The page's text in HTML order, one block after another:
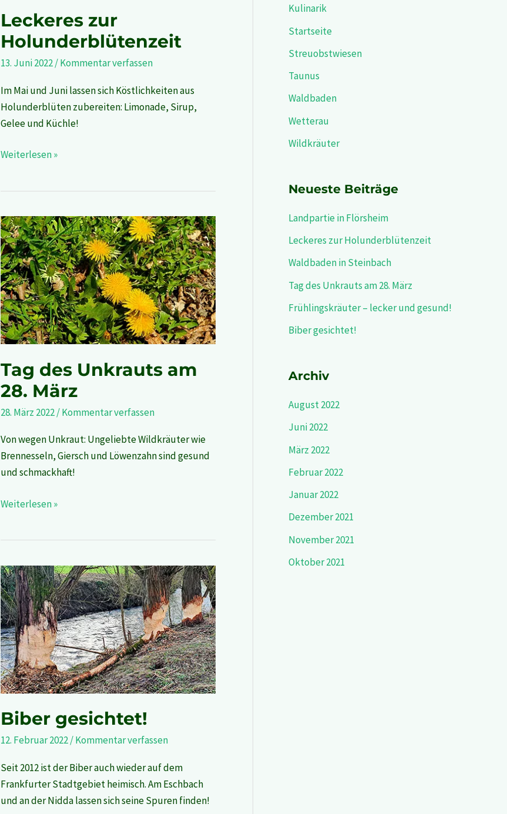
Leckeres zur
Holunderblütenzeit
13. Juni 2022/Kommentar verfassen
Im Mai und Juni lassen sich Köstlichkeiten aus
Holunderblüten zubereiten: Limonade, Sirup,
Gelee und Küchle!
Weiterlesen »
Tag des Unkrauts am
28. März
28. März 2022/Kommentar verfassen
Von wegen Unkraut: Ungeliebte Wildkräuter wie
Brennesseln, Giersch und Löwenzahn sind gesund
und schmackhaft!
Tag
des
Unkrauts
am
28.
März
Weiterlesen »
Biber gesichtet!
12. Februar 2022/Kommentar verfassen
Seit 2012 ist der Biber auch wieder auf dem
Frankfurter Stadtgebiet heimisch. Am Eschbach
und an der Nidda lassen sich seine Spuren finden!
Biber
gesichtet!
n
a
Kulinarik
Startseite
Streuobstwiesen
Taunus
Waldbaden
Wetterau
Wildkräuter
Neueste Beiträge
Landpartie in Flörsheim
Leckeres zur Holunderblütenzeit
Waldbaden in Steinbach
Tag des Unkrauts am 28. März
Frühlingskräuter – lecker und gesund!
Biber gesichtet!
Archiv
August 2022
Juni 2022
März 2022
Februar 2022
Januar 2022
Dezember 2021
November 2021
Oktober 2021